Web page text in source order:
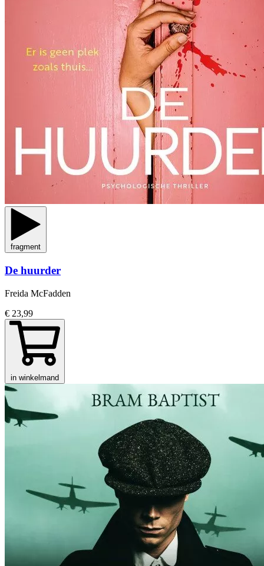
fragment
De huurder
Freida McFadden
€ 23,99
in winkelmand